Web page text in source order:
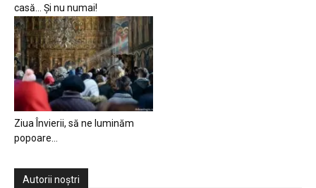
casă… Și nu numai!
Ziua Învierii, să ne luminăm
popoare…
Autorii noștri